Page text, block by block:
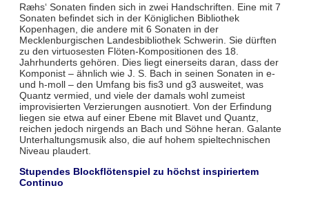
Ræhs‘ Sonaten finden sich in zwei Handschriften. Eine mit 7
Sonaten befindet sich in der Königlichen Bibliothek
Kopenhagen, die andere mit 6 Sonaten in der
Mecklenburgischen Landesbibliothek Schwerin. Sie dürften
zu den virtuosesten Flöten-Kompositionen des 18.
Jahrhunderts gehören. Dies liegt einerseits daran, dass der
Komponist – ähnlich wie J. S. Bach in seinen Sonaten in e-
und h-moll – den Umfang bis fis3 und g3 ausweitet, was
Quantz vermied, und viele der damals wohl zumeist
improvisierten Verzierungen ausnotiert. Von der Erfindung
liegen sie etwa auf einer Ebene mit Blavet und Quantz,
reichen jedoch nirgends an Bach und Söhne heran. Galante
Unterhaltungsmusik also, die auf hohem spieltechnischen
Niveau plaudert.
Stupendes Blockflötenspiel zu höchst inspiriertem
Continuo